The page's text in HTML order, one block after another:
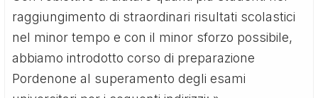
raggiungimento di straordinari risultati scolastici
nel minor tempo e con il minor sforzo possibile,
abbiamo introdotto corso di preparazione
Pordenone al superamento degli esami